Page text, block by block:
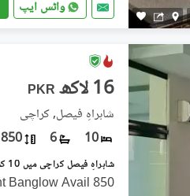
واٹس ایپ
PKR 16 لاکھ
شاہراہِ فیصل, کراچی
10
6 850 مربع یارڈ
850 Yards Independent Banglow Avail